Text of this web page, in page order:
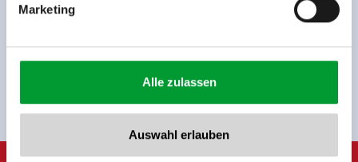
Marketing
Alle zulassen
Auswahl erlauben
Zurück zur Übersicht